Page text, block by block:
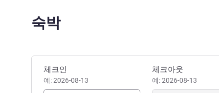
숙박
이 호텔 예약하기
체크인
예: 2026-08-13
체크아웃
예: 2026-08-13